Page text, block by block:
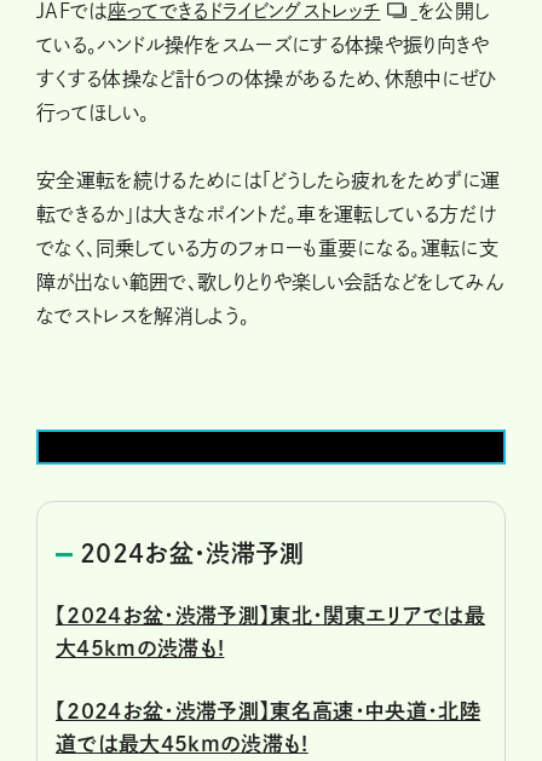
JAFでは座ってできるドライビングストレッチ
を公開し
ている。ハンドル操作をスムーズにする体操や振り向きや
すくする体操など計6つの体操があるため、休憩中にぜひ
行ってほしい。
安全運転を続けるためには「どうしたら疲れをためずに運
転できるか」は大きなポイントだ。車を運転している方だけ
でなく、同乗している方のフォローも重要になる。運転に支
障が出ない範囲で、歌しりとりや楽しい会話などをしてみん
なでストレスを解消しよう。
2024お盆・渋滞予測
【2024お盆・渋滞予測】東北・関東エリアでは最
大45kmの渋滞も!
【2024お盆・渋滞予測】東名高速・中央道・北陸
道では最大45kmの渋滞も!